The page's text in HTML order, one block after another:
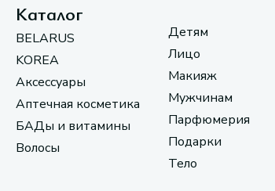
Каталог
BELARUS
KOREA
Аксессуары
Аптечная косметика
БАДы и витамины
Волосы
Детям
Лицо
Макияж
Мужчинам
Парфюмерия
Подарки
Тело